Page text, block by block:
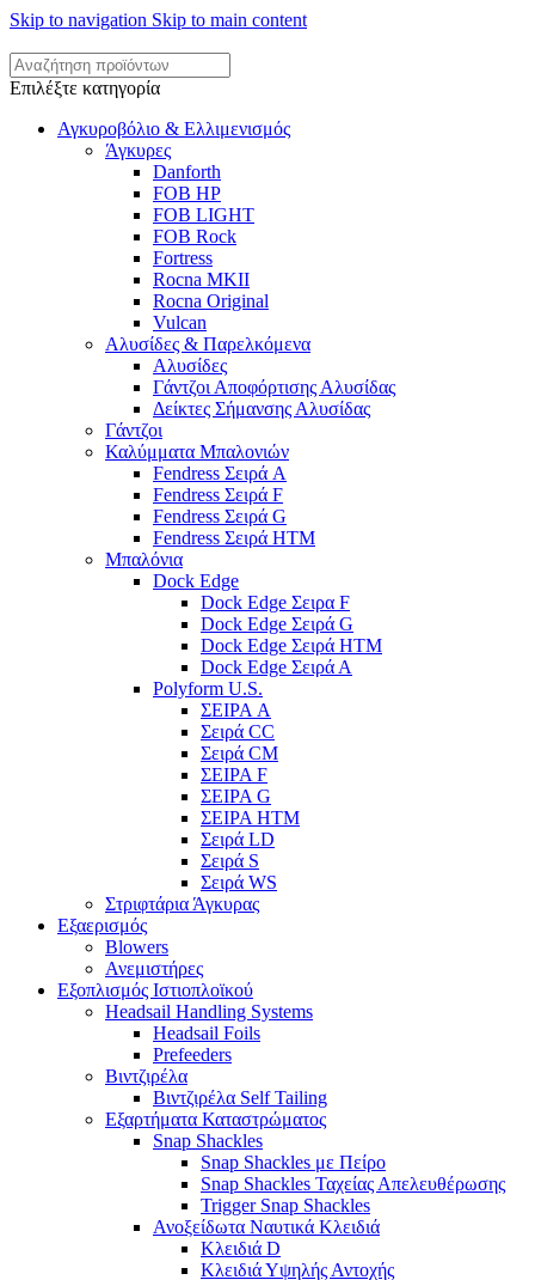
Skip to navigation Skip to main content
Επιλέξτε κατηγορία
Αγκυροβόλιο & Ελλιμενισμός
Άγκυρες
Danforth
FOB HP
FOB LIGHT
FOB Rock
Fortress
Rocna MKII
Rocna Original
Vulcan
Αλυσίδες & Παρελκόμενα
Αλυσίδες
Γάντζοι Αποφόρτισης Αλυσίδας
Δείκτες Σήμανσης Αλυσίδας
Γάντζοι
Καλύμματα Μπαλονιών
Fendress Σειρά A
Fendress Σειρά F
Fendress Σειρά G
Fendress Σειρά HTM
Μπαλόνια
Dock Edge
Dock Edge Σειρα F
Dock Edge Σειρά G
Dock Edge Σειρά HTM
Dock Edge Σειρά Α
Polyform U.S.
ΣΕΙΡΑ A
Σειρά CC
Σειρά CM
ΣΕΙΡΑ F
ΣΕΙΡΑ G
ΣΕΙΡΑ HTM
Σειρά LD
Σειρά S
Σειρά WS
Στριφτάρια Άγκυρας
Εξαερισμός
Blowers
Ανεμιστήρες
Εξοπλισμός Ιστιοπλοϊκού
Headsail Handling Systems
Headsail Foils
Prefeeders
Βιντζιρέλα
Βιντζιρέλα Self Tailing
Εξαρτήματα Καταστρώματος
Snap Shackles
Snap Shackles με Πείρο
Snap Shackles Ταχείας Απελευθέρωσης
Trigger Snap Shackles
Ανοξείδωτα Ναυτικά Κλειδιά
Κλειδιά D
Κλειδιά Υψηλής Αντοχής